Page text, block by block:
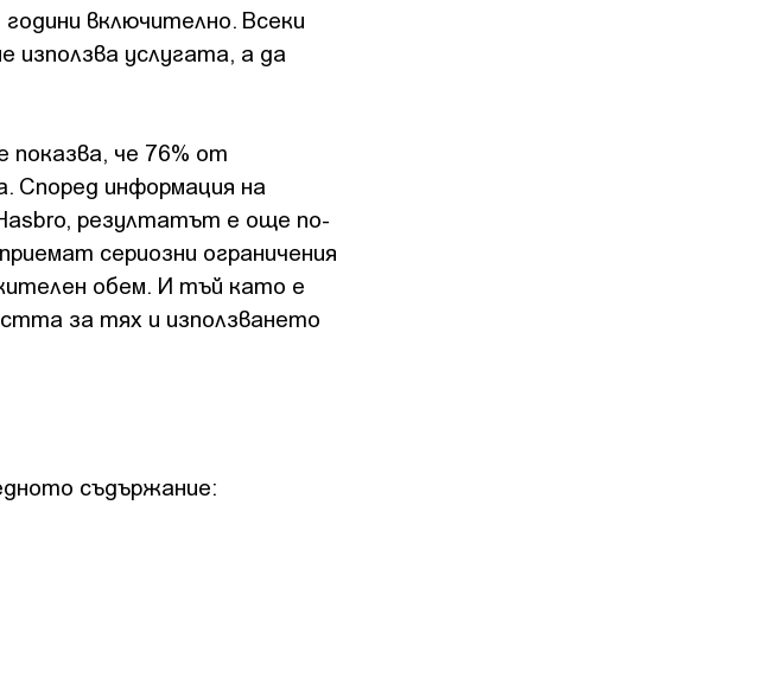
включително. Всеки
използва услугата, а да
показва, че 76% от
Според информация на
резултатът е още по-
сериозни ограничения
обем. И тъй като е
за тях и използването
съдържание: